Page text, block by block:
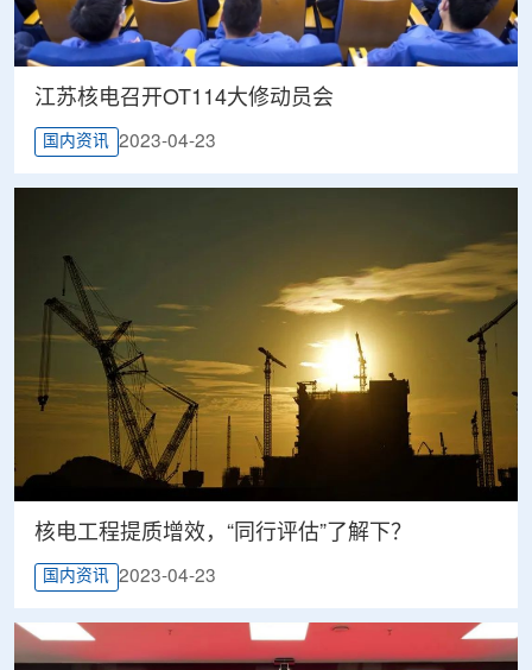
江苏核电召开OT114大修动员会
国内资讯 2023-04-23
核电工程提质增效，“同行评估”了解下？
国内资讯 2023-04-23